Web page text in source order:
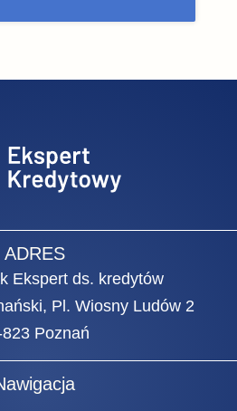
ADRES
Ekspert ds. kredytów
Pl. Wiosny Ludów 2
Poznań